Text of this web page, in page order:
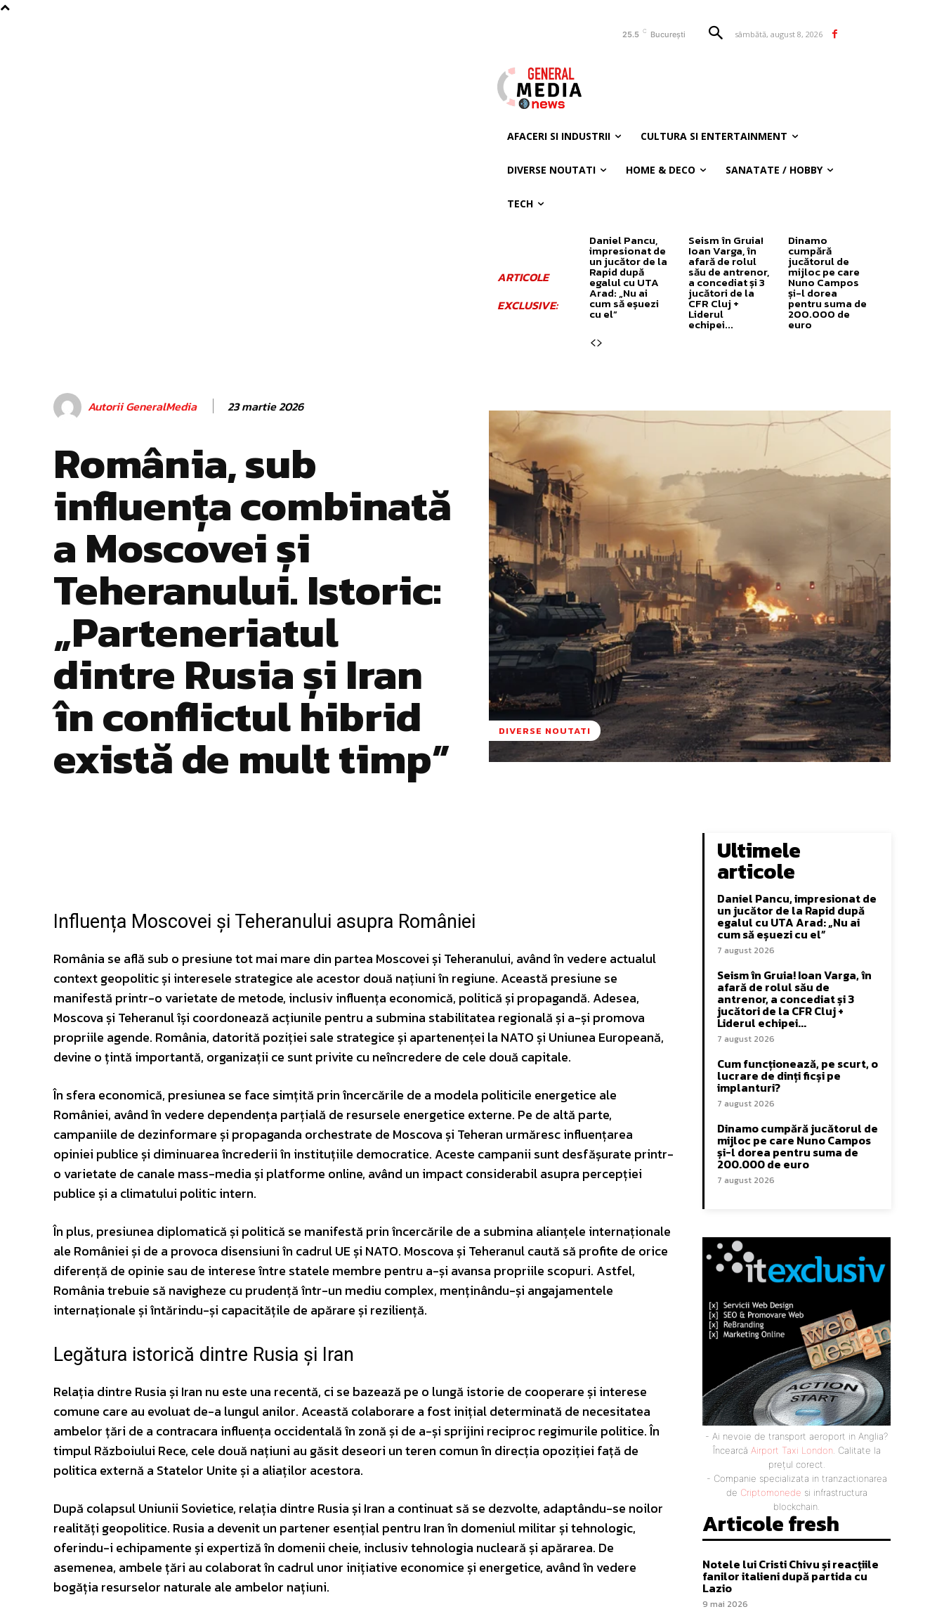
25.5 C București sâmbătă, august 8, 2026
AFACERI SI INDUSTRII CULTURA SI ENTERTAINMENT
DIVERSE NOUTATI HOME & DECO SANATATE / HOBBY
TECH
ARTICOLE
EXCLUSIVE:
Daniel Pancu,
impresionat de
un jucător de la
Rapid după
egalul cu UTA
Arad: „Nu ai
cum să eșuezi
cu el”
Seism în Gruia!
Ioan Varga, în
afară de rolul
său de antrenor,
a concediat și 3
jucători de la
CFR Cluj +
Liderul
echipei...
Dinamo
cumpără
jucătorul de
mijloc pe care
Nuno Campos
și-l dorea
pentru suma de
200.000 de
euro
Autorii GeneralMedia 23 martie 2026
România, sub
influența combinată
a Moscovei și
Teheranului. Istoric:
„Parteneriatul
dintre Rusia și Iran
în conflictul hibrid
există de mult timp” DIVERSE NOUTATI
Influența Moscovei și Teheranului asupra României
România se află sub o presiune tot mai mare din partea Moscovei și Teheranului, având în vedere actualul
context geopolitic și interesele strategice ale acestor două națiuni în regiune. Această presiune se
manifestă printr-o varietate de metode, inclusiv influența economică, politică și propagandă. Adesea,
Moscova și Teheranul își coordonează acțiunile pentru a submina stabilitatea regională și a-și promova
propriile agende. România, datorită poziției sale strategice și apartenenței la NATO și Uniunea Europeană,
devine o țintă importantă, organizații ce sunt privite cu neîncredere de cele două capitale.
În sfera economică, presiunea se face simțită prin încercările de a modela politicile energetice ale
României, având în vedere dependența parțială de resursele energetice externe. Pe de altă parte,
campaniile de dezinformare și propaganda orchestrate de Moscova și Teheran urmăresc influențarea
opiniei publice și diminuarea încrederii în instituțiile democratice. Aceste campanii sunt desfășurate printr-
o varietate de canale mass-media și platforme online, având un impact considerabil asupra percepției
publice și a climatului politic intern.
În plus, presiunea diplomatică și politică se manifestă prin încercările de a submina alianțele internaționale
ale României și de a provoca disensiuni în cadrul UE și NATO. Moscova și Teheranul caută să profite de orice
diferență de opinie sau de interese între statele membre pentru a-și avansa propriile scopuri. Astfel,
România trebuie să navigheze cu prudență într-un mediu complex, menținându-și angajamentele
internaționale și întărindu-și capacitățile de apărare și reziliență.
Legătura istorică dintre Rusia și Iran
Relația dintre Rusia și Iran nu este una recentă, ci se bazează pe o lungă istorie de cooperare și interese
comune care au evoluat de-a lungul anilor. Această colaborare a fost inițial determinată de necesitatea
ambelor țări de a contracara influența occidentală în zonă și de a-și sprijini reciproc regimurile politice. În
timpul Războiului Rece, cele două națiuni au găsit deseori un teren comun în direcția opoziției față de
politica externă a Statelor Unite și a aliaților acestora.
După colapsul Uniunii Sovietice, relația dintre Rusia și Iran a continuat să se dezvolte, adaptându-se noilor
realități geopolitice. Rusia a devenit un partener esențial pentru Iran în domeniul militar și tehnologic,
oferindu-i echipamente și expertiză în domenii cheie, inclusiv tehnologia nucleară și apărarea. De
asemenea, ambele țări au colaborat în cadrul unor inițiative economice și energetice, având în vedere
bogăția resurselor naturale ale ambelor națiuni.
Ultimele
articole
Daniel Pancu, impresionat de
un jucător de la Rapid după
egalul cu UTA Arad: „Nu ai
cum să eșuezi cu el”
7 august 2026
Seism în Gruia! Ioan Varga, în
afară de rolul său de
antrenor, a concediat și 3
jucători de la CFR Cluj +
Liderul echipei...
7 august 2026
Cum funcționează, pe scurt, o
lucrare de dinți ficși pe
implanturi?
7 august 2026
Dinamo cumpără jucătorul de
mijloc pe care Nuno Campos
și-l dorea pentru suma de
200.000 de euro
7 august 2026
- Ai nevoie de transport aeroport in Anglia?
Încearcă Airport Taxi London. Calitate la
prețul corect.
- Companie specializata in tranzactionarea
de Criptomonede si infrastructura
blockchain.
Articole fresh
Notele lui Cristi Chivu și reacțiile
fanilor italieni după partida cu
Lazio
9 mai 2026